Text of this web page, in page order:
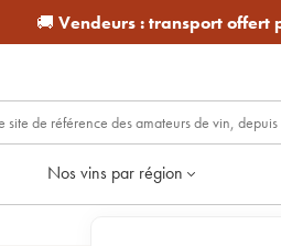
🚚 Vendeurs :transport offert
Nos vins par région